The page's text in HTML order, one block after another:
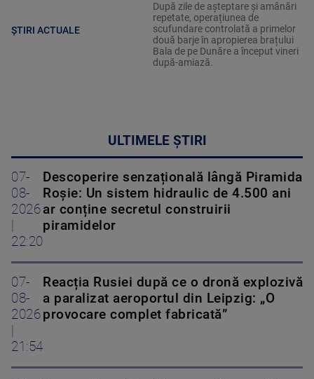
ȘTIRI ACTUALE
După zile de așteptare și amânări
repetate, operațiunea de
scufundare controlată a primelor
două barje în apropierea brațului
Bala de pe Dunăre a început vineri
după-amiază.
ULTIMELE ȘTIRI
07-
08-
2026
22:20
Descoperire senzațională lângă Piramida
Roșie: Un sistem hidraulic de 4.500 ani
ar conține secretul construirii
piramidelor
07-
08-
2026
21:54
Reacția Rusiei după ce o dronă explozivă
a paralizat aeroportul din Leipzig: „O
provocare complet fabricată”